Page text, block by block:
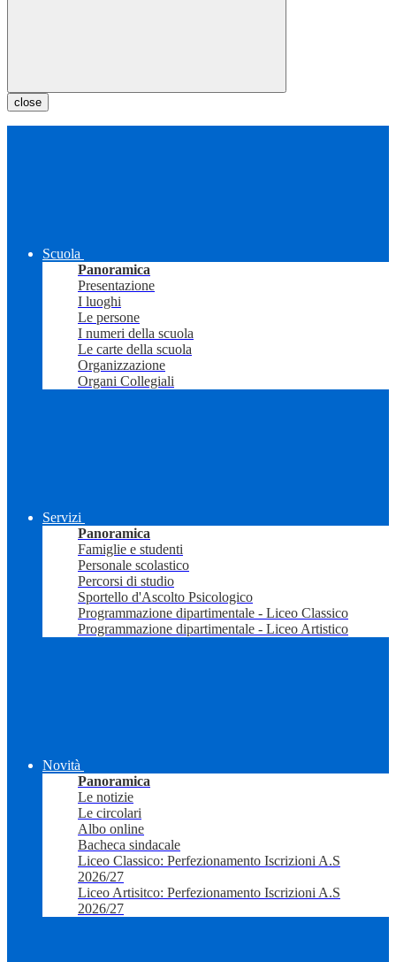
close
Scuola
Panoramica
Presentazione
I luoghi
Le persone
I numeri della scuola
Le carte della scuola
Organizzazione
Organi Collegiali
Servizi
Panoramica
Famiglie e studenti
Personale scolastico
Percorsi di studio
Sportello d'Ascolto Psicologico
Programmazione dipartimentale - Liceo Classico
Programmazione dipartimentale - Liceo Artistico
Novità
Panoramica
Le notizie
Le circolari
Albo online
Bacheca sindacale
Liceo Classico: Perfezionamento Iscrizioni A.S
2026/27
Liceo Artisitco: Perfezionamento Iscrizioni A.S
2026/27